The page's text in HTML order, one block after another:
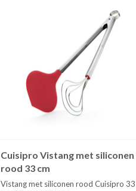
Cuisipro Vistang met siliconen
rood 33 cm
Vistang met siliconen rood Cuisipro 33